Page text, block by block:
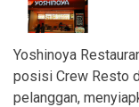
Yoshinoya
posisi Crew Resto
pelanggan,